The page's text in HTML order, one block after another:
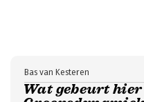
Wat gebeurt
Bas van Kesteren